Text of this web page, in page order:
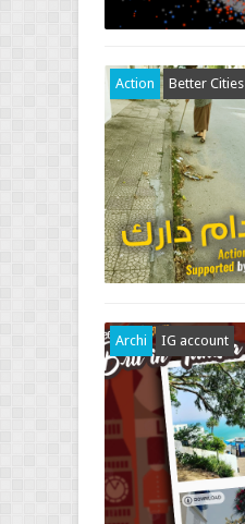
Action Better Cities
Archi IG account